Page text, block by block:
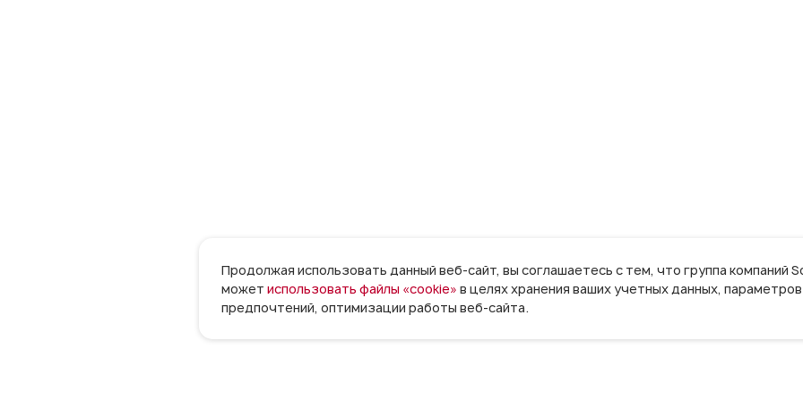
Продолжая использовать данный веб-сайт, вы соглашаетесь с тем, что группа компаний
может использовать файлы «cookie» в целях хранения ваших учетных данных, параметров
предпочтений, оптимизации работы веб-сайта.